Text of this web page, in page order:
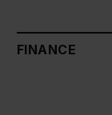
FINANCE